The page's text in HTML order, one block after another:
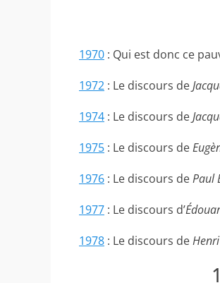
1970 : Qui est donc ce
1972 : Le discours de
1974 : Le discours de
1975 : Le discours de
1976 : Le discours dePaul
1977 : Le discours d’
1978 : Le discours de